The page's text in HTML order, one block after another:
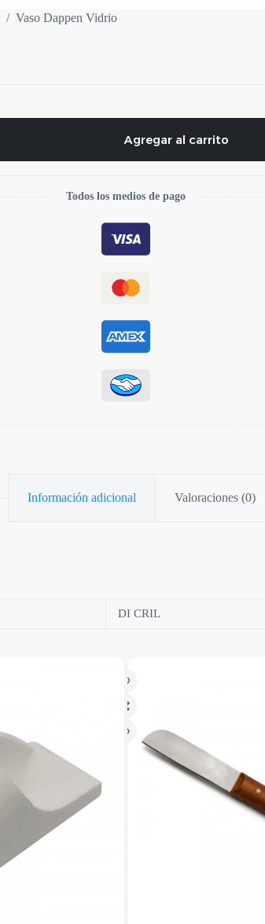
/ Vaso Dappen Vidrio
Agregar al carrito
Todos los medios de pago
Información adicional Valoraciones (0)
DI CRIL